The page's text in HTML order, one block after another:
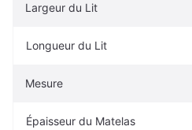
Largeur du Lit
Longueur du Lit
Mesure
Épaisseur du Matelas